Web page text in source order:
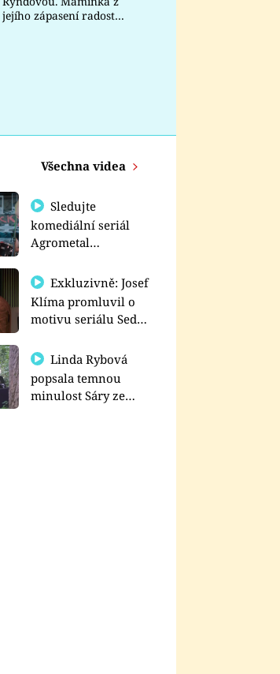
Sledujte nás
jejího zápasení radost
Všechna videa
Sledujte
komediální seriál
Agrometal
prima+
Exkluzivně: Josef
Klíma promluvil o
motivu seriálu Sedm
Linda Rybová
popsala temnou
minulost Sáry ze